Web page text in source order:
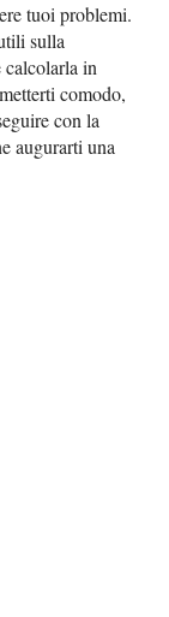
tuoi problemi.
sulla
calcolarla in
comodo,
con la
augurarti una